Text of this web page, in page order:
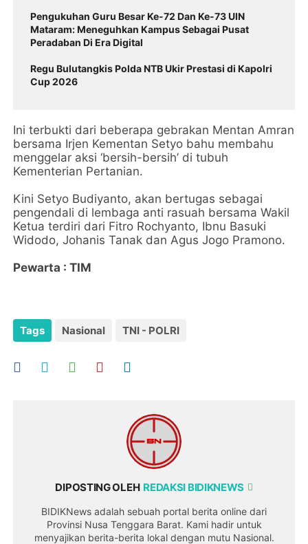
Pengukuhan Guru Besar Ke-72 Dan Ke-73 UIN
Mataram: Meneguhkan Kampus Sebagai Pusat
Peradaban Di Era Digital
‎Regu Bulutangkis Polda NTB Ukir Prestasi di Kapolri
Cup 2026 ‎
Ini terbukti dari beberapa gebrakan Mentan Amran
bersama Irjen Kementan Setyo bahu membahu
menggelar aksi ‘bersih-bersih’ di tubuh
Kementerian Pertanian.
Kini Setyo Budiyanto, akan bertugas sebagai
pengendali di lembaga anti rasuah bersama Wakil
Ketua terdiri dari Fitro Rochyanto, Ibnu Basuki
Widodo, Johanis Tanak dan Agus Jogo Pramono.
Pewarta : TIM
Tags Nasional TNI - POLRI
DIPOSTING OLEH REDAKSI BIDIKNEWS
BIDIKNews adalah sebuah portal berita online dari
Provinsi Nusa Tenggara Barat. Kami hadir untuk
menyajikan berita-berita lokal dengan mutu Nasional.